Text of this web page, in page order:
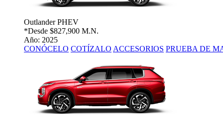
Outlander PHEV
*Desde $827,900 M.N.
Año: 2025
CONÓCELO COTÍZALO ACCESORIOS PRUEBA DE